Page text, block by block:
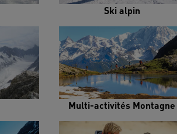
Ski alpin
Multi-activités Montagne